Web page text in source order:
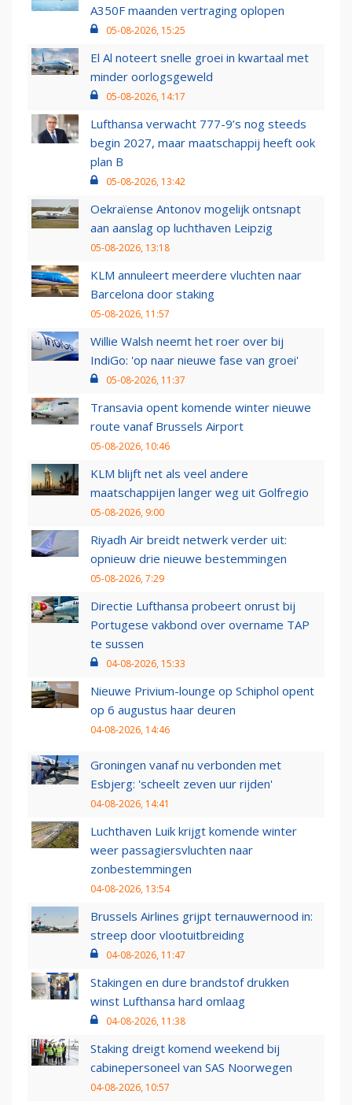
A350F maanden vertraging oplopen
05-08-2026, 15:25
El Al noteert snelle groei in kwartaal met
minder oorlogsgeweld
05-08-2026, 14:17
Lufthansa verwacht 777-9’s nog steeds
begin 2027, maar maatschappij heeft ook
plan B
05-08-2026, 13:42
Oekraïense Antonov mogelijk ontsnapt
aan aanslag op luchthaven Leipzig
05-08-2026, 13:18
KLM annuleert meerdere vluchten naar
Barcelona door staking
05-08-2026, 11:57
Willie Walsh neemt het roer over bij
IndiGo: 'op naar nieuwe fase van groei'
05-08-2026, 11:37
Transavia opent komende winter nieuwe
route vanaf Brussels Airport
05-08-2026, 10:46
KLM blijft net als veel andere
maatschappijen langer weg uit Golfregio
05-08-2026, 9:00
Riyadh Air breidt netwerk verder uit:
opnieuw drie nieuwe bestemmingen
05-08-2026, 7:29
Directie Lufthansa probeert onrust bij
Portugese vakbond over overname TAP
te sussen
04-08-2026, 15:33
Nieuwe Privium-lounge op Schiphol opent
op 6 augustus haar deuren
04-08-2026, 14:46
Groningen vanaf nu verbonden met
Esbjerg: 'scheelt zeven uur rijden'
04-08-2026, 14:41
Luchthaven Luik krijgt komende winter
weer passagiersvluchten naar
zonbestemmingen
04-08-2026, 13:54
Brussels Airlines grijpt ternauwernood in:
streep door vlootuitbreiding
04-08-2026, 11:47
Stakingen en dure brandstof drukken
winst Lufthansa hard omlaag
04-08-2026, 11:38
Staking dreigt komend weekend bij
cabinepersoneel van SAS Noorwegen
04-08-2026, 10:57